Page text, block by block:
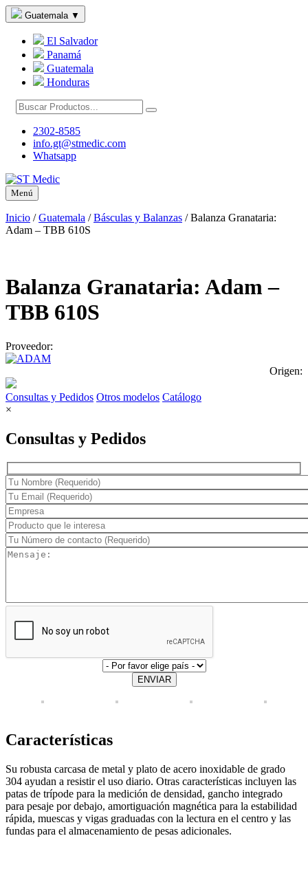
Guatemala ▼
El Salvador
Panamá
Guatemala
Honduras
2302-8585
info.gt@stmedic.com
Whatsapp
Menú
Inicio /Guatemala /Básculas y Balanzas /Balanza Granataria:
Adam – TBB 610S
Balanza Granataria: Adam –
TBB 610S
Proveedor:
Origen:
Consultas y Pedidos Otros modelos Catálogo
×
Consultas y Pedidos
ENVIAR
Características
Su robusta carcasa de metal y plato de acero inoxidable de grado
304 ayudan a resistir el uso diario. Otras características incluyen las
patas de trípode para la medición de densidad, gancho integrado
para pesaje por debajo, amortiguación magnética para la estabilidad
rápida, muescas y vigas graduadas con la lectura en el centro y las
fundas para el almacenamiento de pesas adicionales.